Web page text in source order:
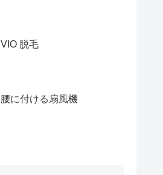
VIO 脱毛
腰に付ける扇風機